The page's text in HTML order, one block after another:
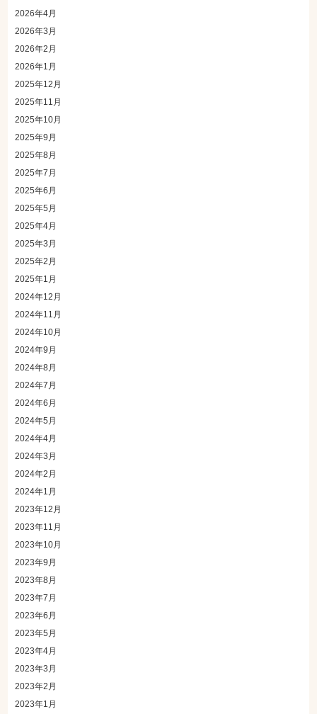
2026年4月
2026年3月
2026年2月
2026年1月
2025年12月
2025年11月
2025年10月
2025年9月
2025年8月
2025年7月
2025年6月
2025年5月
2025年4月
2025年3月
2025年2月
2025年1月
2024年12月
2024年11月
2024年10月
2024年9月
2024年8月
2024年7月
2024年6月
2024年5月
2024年4月
2024年3月
2024年2月
2024年1月
2023年12月
2023年11月
2023年10月
2023年9月
2023年8月
2023年7月
2023年6月
2023年5月
2023年4月
2023年3月
2023年2月
2023年1月